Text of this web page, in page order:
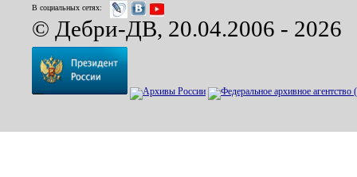
В социальных сетях:
© Дебри-ДВ, 20.04.2006 - 2026